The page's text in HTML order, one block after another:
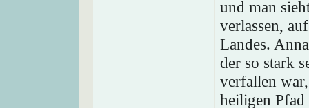
und man
verlassen,
Landes.
der so stark
verfallen
heiligen Pfad